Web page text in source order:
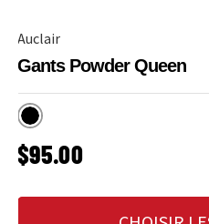
Auclair
Gants Powder Queen
Noir
PRIX HABITUEL
$95.00